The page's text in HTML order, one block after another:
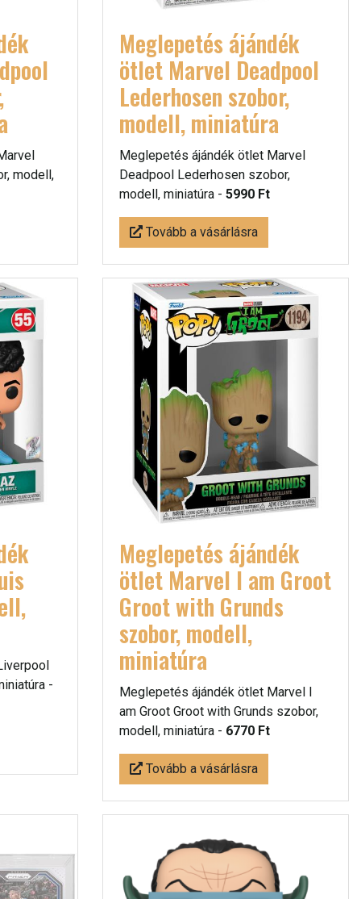
modell,
Meglepetés ájándék
ötlet Marvel Deadpool
Lederhosen szobor,
modell, miniatúra
Meglepetés ájándék ötlet Marvel
Deadpool Lederhosen szobor,
modell, miniatúra - 5990 Ft
Tovább a vásárlásra
-
Meglepetés ájándék
ötlet Marvel I am Groot
Groot with Grunds
szobor, modell,
miniatúra
Meglepetés ájándék ötlet Marvel I
am Groot Groot with Grunds szobor,
modell, miniatúra - 6770 Ft
Tovább a vásárlásra